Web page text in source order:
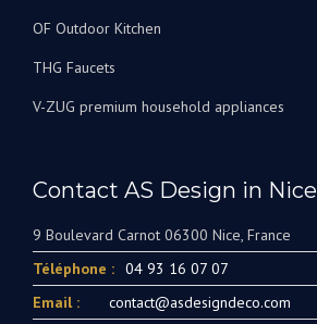
OF Outdoor Kitchen
THG Faucets
V-ZUG premium household appliances
Contact AS Design in Nice
9 Boulevard Carnot 06300 Nice, France
Téléphone : 04 93 16 07 07
Email :
contact@asdesigndeco.com